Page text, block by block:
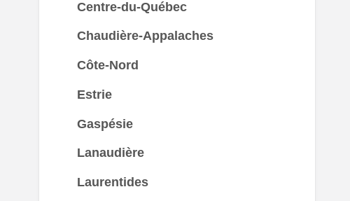
Centre-du-Québec
Chaudière-Appalaches
Côte-Nord
Estrie
Gaspésie
Lanaudière
Laurentides